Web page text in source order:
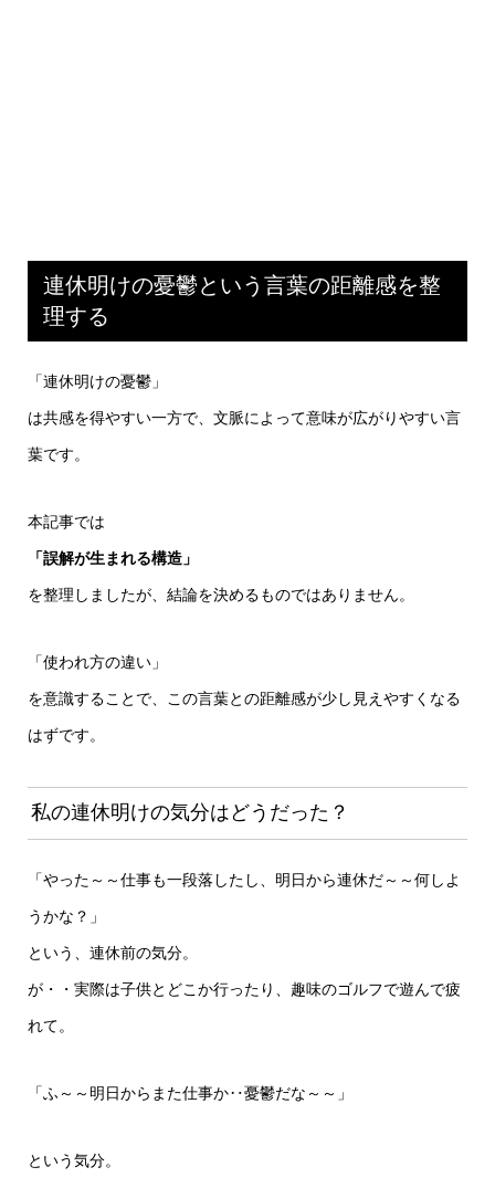
連休明けの憂鬱という言葉の距離感を整
理する
「連休明けの憂鬱」
は共感を得やすい一方で、文脈によって意味が広がりやすい言
葉です。
本記事では
「誤解が生まれる構造」
を整理しましたが、結論を決めるものではありません。
「使われ方の違い」
を意識することで、この言葉との距離感が少し見えやすくなる
はずです。
私の連休明けの気分はどうだった？
「やった～～仕事も一段落したし、明日から連休だ～～何しよ
うかな？」
という、連休前の気分。
が・・実際は子供とどこか行ったり、趣味のゴルフで遊んで疲
れて。
「ふ～～明日からまた仕事か‥憂鬱だな～～」
という気分。